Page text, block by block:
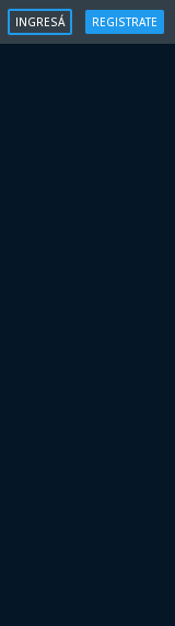
INGRESÁ REGISTRATE
|